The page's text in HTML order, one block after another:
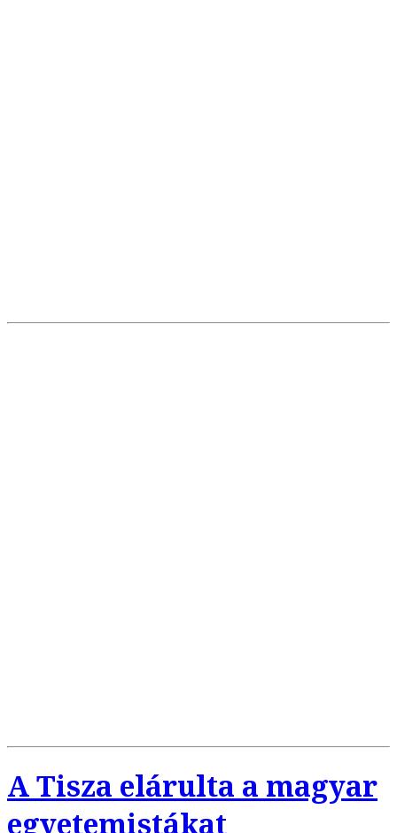
A Tisza elárulta a magyar
egyetemistákat